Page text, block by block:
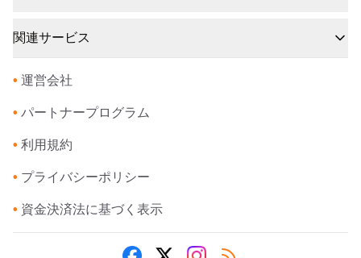
関連サービス
• 運営会社
• パートナープログラム
• 利用規約
• プライバシーポリシー
• 資金決済法に基づく表示